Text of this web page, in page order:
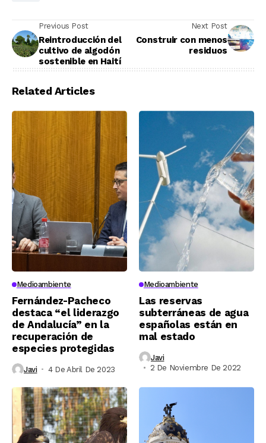
Previous Post
Reintroducción del
cultivo de algodón
sostenible en Haití
Next Post
Construir con menos
residuos
Related Articles
Medioambiente
Fernández-Pacheco
destaca “el liderazgo
de Andalucía” en la
recuperación de
especies protegidas
Javi 4 De Abril De 2023
Medioambiente
Las reservas
subterráneas de agua
españolas están en
mal estado
Javi
2 De Noviembre De 2022